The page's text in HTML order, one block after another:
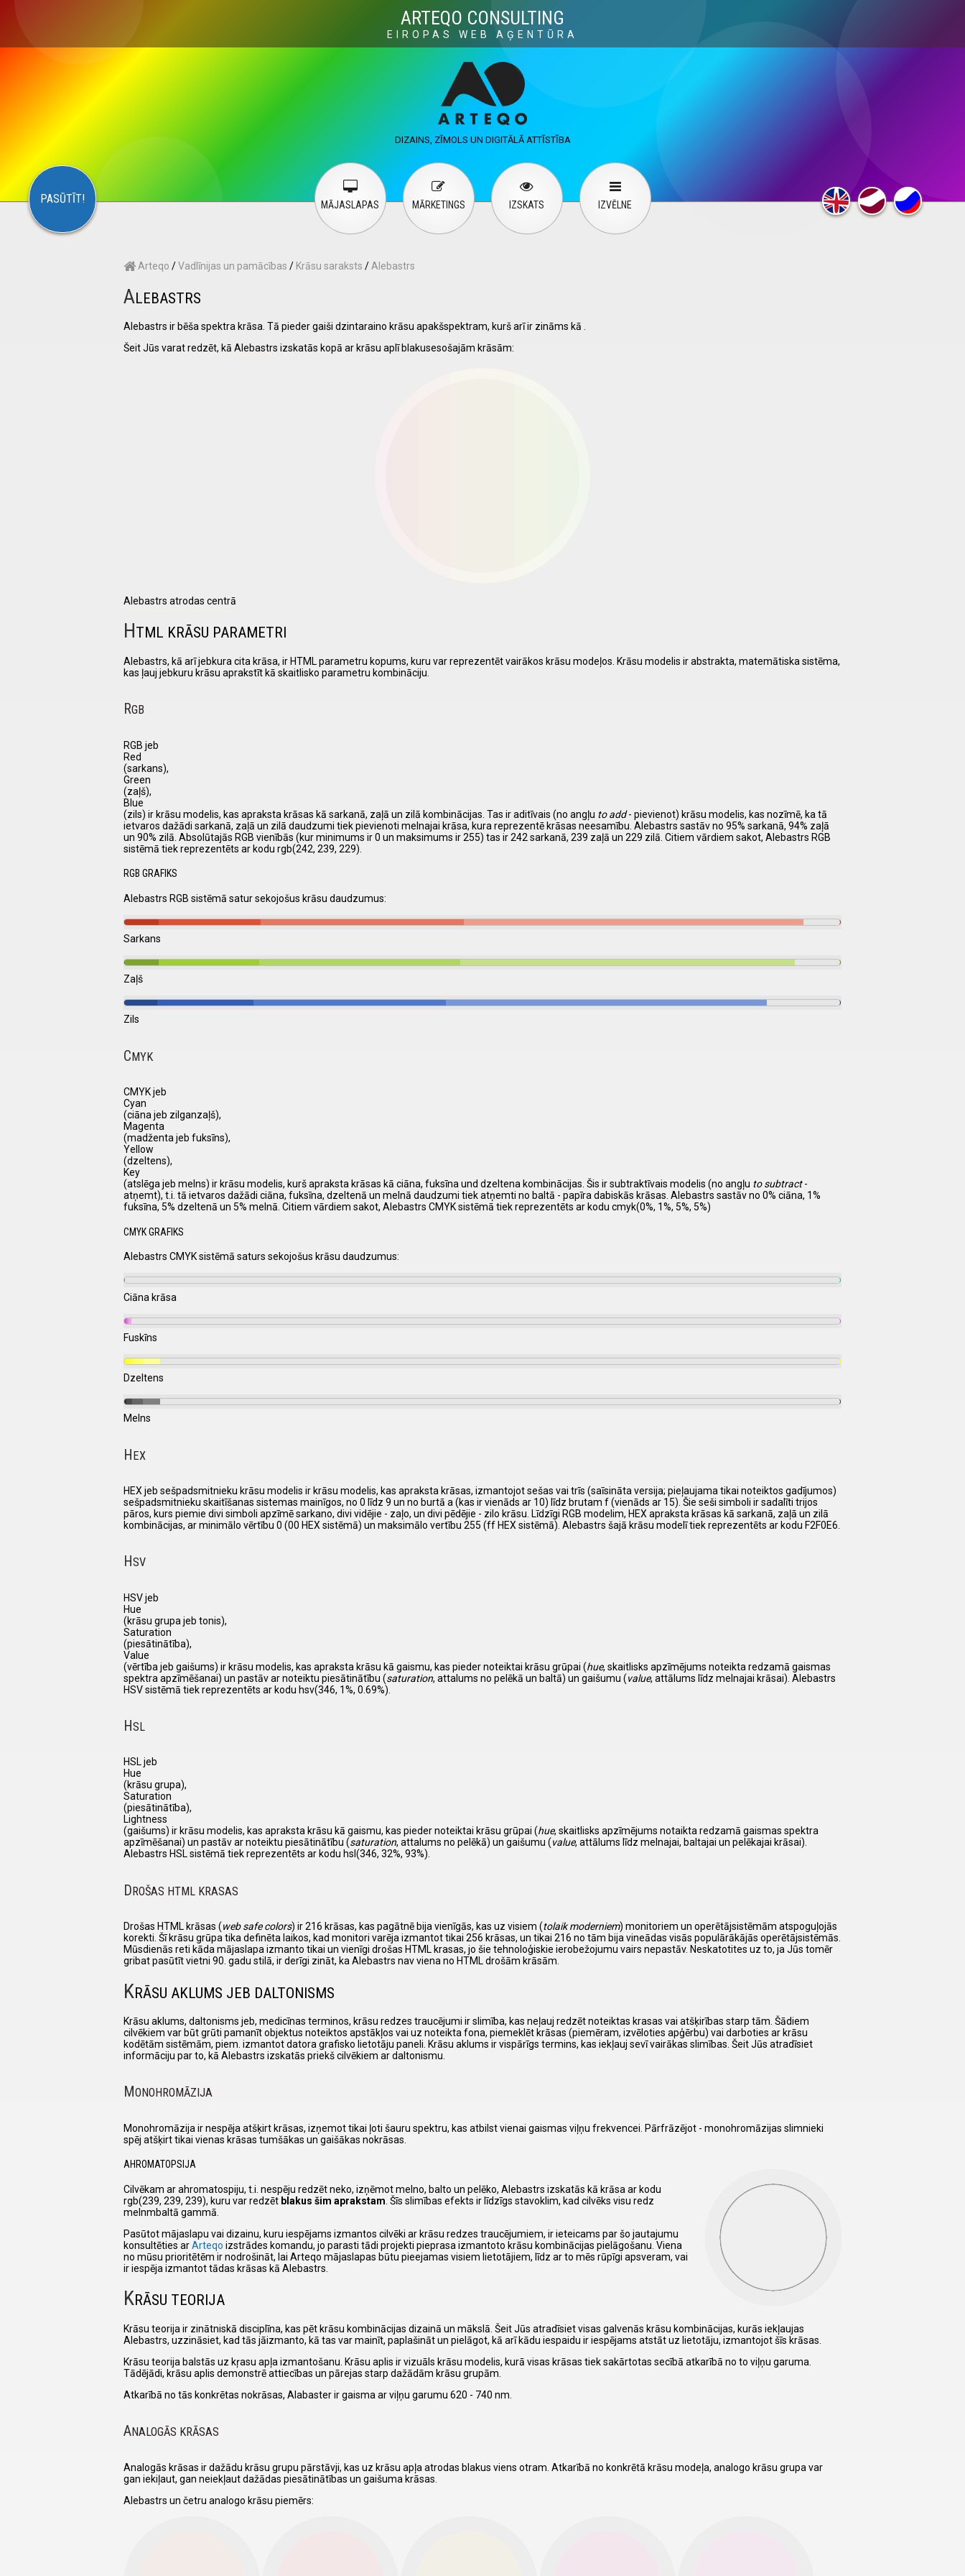
ARTEQO CONSULTING
EIROPAS WEB AĢENTŪRA
DIZAINS, ZĪMOLS UN DIGITĀLĀ ATTĪSTĪBA
PASŪTĪT! MĀJASLAPAS MĀRKETINGS IZSKATS IZVĒLNE
English Русский
Contact Us
×
Arteqo /Vadlīnijas un pamācības / Krāsu saraksts / Alebastrs
ALEBASTRS
Alebastrs ir bēša spektra krāsa. Tā pieder gaiši dzintaraino krāsu apakšspektram, kurš arī ir zināms kā .
Šeit Jūs varat redzēt, kā Alebastrs izskatās kopā ar krāsu aplī blakusesošajām krāsām:
Alebastrs atrodas centrā
HTML KRĀSU PARAMETRI
Alebastrs, kā arī jebkura cita krāsa, ir HTML parametru kopums, kuru var reprezentēt vairākos krāsu modeļos. Krāsu modelis ir abstrakta, matemātiska sistēma,
kas ļauj jebkuru krāsu aprakstīt kā skaitlisko parametru kombināciju.
RGB
RGB jeb
Red
(sarkans),
Green
(zaļš),
Blue
(zils) ir krāsu modelis, kas apraksta krāsas kā sarkanā, zaļā un zilā kombinācijas. Tas ir aditīvais (no angļu to add- pievienot) krāsu modelis, kas nozīmē, ka tā
ietvaros dažādi sarkanā, zaļā un zilā daudzumi tiek pievienoti melnajai krāsa, kura reprezentē krāsas neesamību. Alebastrs sastāv no 95% sarkanā, 94% zaļā
un 90% zilā. Absolūtajās RGB vienībās (kur minimums ir 0 un maksimums ir 255) tas ir 242 sarkanā, 239 zaļā un 229 zilā. Citiem vārdiem sakot, Alebastrs RGB
sistēmā tiek reprezentēts ar kodu rgb(242, 239, 229).
RGB GRAFIKS
Alebastrs RGB sistēmā satur sekojošus krāsu daudzumus:
Sarkans
Zaļš
Zils
CMYK
CMYK jeb
Cyan
(ciāna jeb zilganzaļš),
Magenta
(madženta jeb fuksīns),
Yellow
(dzeltens),
Key
(atslēga jeb melns) ir krāsu modelis, kurš apraksta krāsas kā ciāna, fuksīna und dzeltena kombinācijas. Šis ir subtraktīvais modelis (no angļu to subtract-
atņemt), t.i. tā ietvaros dažādi ciāna, fuksīna, dzeltenā un melnā daudzumi tiek atņemti no baltā - papīra dabiskās krāsas. Alebastrs sastāv no 0% ciāna, 1%
fuksīna, 5% dzeltenā un 5% melnā. Citiem vārdiem sakot, Alebastrs CMYK sistēmā tiek reprezentēts ar kodu cmyk(0%, 1%, 5%, 5%)
CMYK GRAFIKS
Alebastrs CMYK sistēmā saturs sekojošus krāsu daudzumus:
Ciāna krāsa
Fuskīns
Dzeltens
Melns
HEX
HEX jeb sešpadsmitnieku krāsu modelis ir krāsu modelis, kas apraksta krāsas, izmantojot sešas vai trīs (saīsināta versija; pieļaujama tikai noteiktos gadījumos)
sešpadsmitnieku skaitīšanas sistemas mainīgos, no 0 līdz 9 un no burtā a (kas ir vienāds ar 10) līdz brutam f (vienāds ar 15). Šie seši simboli ir sadalīti trijos
pāros, kurs piemie divi simboli apzīmē sarkano, divi vidējie - zaļo, un divi pēdējie - zilo krāsu. Līdzīgi RGB modelim, HEX apraksta krāsas kā sarkanā, zaļā un zilā
kombinācijas, ar minimālo vērtību 0 (00 HEX sistēmā) un maksimālo vertību 255 (ff HEX sistēmā). Alebastrs šajā krāsu modelī tiek reprezentēts ar kodu F2F0E6.
HSV
HSV jeb
Hue
(krāsu grupa jeb tonis),
Saturation
(piesātinātība),
Value
(vērtība jeb gaišums) ir krāsu modelis, kas apraksta krāsu kā gaismu, kas pieder noteiktai krāsu grūpai (hue, skaitlisks apzīmējums noteikta redzamā gaismas
spektra apzīmēšanai) un pastāv ar noteiktu piesātinātību (saturation, attalums no pelēkā un baltā) un gaišumu (value, attālums līdz melnajai krāsai). Alebastrs
HSV sistēmā tiek reprezentēts ar kodu hsv(346, 1%, 0.69%).
HSL
HSL jeb
Hue
(krāsu grupa),
Saturation
(piesātinātība),
Lightness
(gaišums) ir krāsu modelis, kas apraksta krāsu kā gaismu, kas pieder noteiktai krāsu grūpai (hue, skaitlisks apzīmējums notaikta redzamā gaismas spektra
apzīmēšanai) un pastāv ar noteiktu piesātinātību (saturation, attalums no pelēkā) un gaišumu (value, attālums līdz melnajai, baltajai un pelēkajai krāsai).
Alebastrs HSL sistēmā tiek reprezentēts ar kodu hsl(346, 32%, 93%).
DROŠAS HTML KRASAS
Drošas HTML krāsas (web safe colors) ir 216 krāsas, kas pagātnē bija vienīgās, kas uz visiem (tolaik moderniem) monitoriem un operētājsistēmām atspoguļojās
korekti. Šī krāsu grūpa tika definēta laikos, kad monitori varēja izmantot tikai 256 krāsas, un tikai 216 no tām bija vineādas visās populārākājās operētājsistēmās.
Mūsdienās reti kāda mājaslapa izmanto tikai un vienīgi drošas HTML krasas, jo šie tehnoloģiskie ierobežojumu vairs nepastāv. Neskatotites uz to, ja Jūs tomēr
gribat pasūtīt vietni 90. gadu stilā, ir derīgi zināt, ka Alebastrs nav viena no HTML drošām krāsām.
KRĀSU AKLUMS JEB DALTONISMS
Krāsu aklums, daltonisms jeb, medicīnas terminos, krāsu redzes traucējumi ir slimība, kas neļauj redzēt noteiktas krasas vai atšķirības starp tām. Šādiem
cilvēkiem var būt grūti pamanīt objektus noteiktos apstākļos vai uz noteikta fona, piemeklēt krāsas (piemēram, izvēloties apģērbu) vai darboties ar krāsu
kodētām sistēmām, piem. izmantot datora grafisko lietotāju paneli. Krāsu aklums ir vispārīgs termins, kas iekļauj sevī vairākas slimības. Šeit Jūs atradīsiet
informāciju par to, kā Alebastrs izskatās priekš cilvēkiem ar daltonismu.
MONOHROMĀZIJA
Monohromāzija ir nespēja atšķirt krāsas, izņemot tikai ļoti šauru spektru, kas atbilst vienai gaismas viļņu frekvencei. Pārfrāzējot - monohromāzijas slimnieki
spēj atšķirt tikai vienas krāsas tumšākas un gaišākas nokrāsas.
AHROMATOPSIJA
Cilvēkam ar ahromatospiju, t.i. nespēju redzēt neko, izņēmot melno, balto un pelēko, Alebastrs izskatās kā krāsa ar kodu
rgb(239, 239, 239), kuru var redzēt blakus šim aprakstam . Šīs slimības efekts ir līdzīgs stavoklim, kad cilvēks visu redz
melnmbaltā gammā.
Pasūtot mājaslapu vai dizainu, kuru iespējams izmantos cilvēki ar krāsu redzes traucējumiem, ir ieteicams par šo jautajumu
konsultēties arArteqo izstrādes komandu, jo parasti tādi projekti pieprasa izmantoto krāsu kombinācijas pielāgošanu. Viena
no mūsu prioritētēm ir nodrošināt, lai Arteqo mājaslapas būtu pieejamas visiem lietotājiem, līdz ar to mēs rūpīgi apsveram, vai
ir iespēja izmantot tādas krāsas kā Alebastrs.
KRĀSU TEORIJA
Krāsu teorija ir zinātniskā disciplīna, kas pēt krāsu kombinācijas dizainā un mākslā. Šeit Jūs atradīsiet visas galvenās krāsu kombinācijas, kurās iekļaujas
Alebastrs, uzzināsiet, kad tās jāizmanto, kā tas var mainīt, paplašināt un pielāgot, kā arī kādu iespaidu ir iespējams atstāt uz lietotāju, izmantojot šīs krāsas.
Krāsu teorija balstās uz kŗasu apļa izmantošanu. Krāsu aplis ir vizuāls krāsu modelis, kurā visas krāsas tiek sakārtotas secībā atkarībā no to viļņu garuma.
Tādējādi, krāsu aplis demonstrē attiecības un pārejas starp dažādām krāsu grupām.
Atkarībā no tās konkrētas nokrāsas, Alabaster ir gaisma ar viļņu garumu 620 - 740 nm.
ANALOGĀS KRĀSAS
Analogās krāsas ir dažādu krāsu grupu pārstāvji, kas uz krāsu apļa atrodas blakus viens otram. Atkarībā no konkrētā krāsu modeļa, analogo krāsu grupa var
gan iekiļaut, gan neiekļaut dažādas piesātinātības un gaišuma krāsas.
Alebastrs un četru analogo krāsu piemērs: